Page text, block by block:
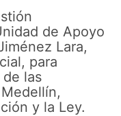
de Apoyo
Lara,
para
las
y la Ley.